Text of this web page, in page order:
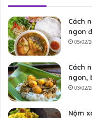
Cách
ngon
05/02/
Cách
ngon,
03/02/
Nộm